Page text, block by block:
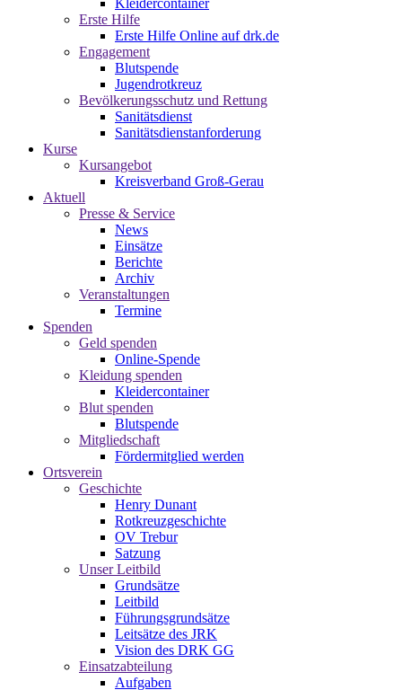
Kleidercontainer
Erste Hilfe
Erste Hilfe Online auf drk.de
Engagement
Blutspende
Jugendrotkreuz
Bevölkerungsschutz und Rettung
Sanitätsdienst
Sanitätsdienstanforderung
Kurse
Kursangebot
Kreisverband Groß-Gerau
Aktuell
Presse & Service
News
Einsätze
Berichte
Archiv
Veranstaltungen
Termine
Spenden
Geld spenden
Online-Spende
Kleidung spenden
Kleidercontainer
Blut spenden
Blutspende
Mitgliedschaft
Fördermitglied werden
Ortsverein
Geschichte
Henry Dunant
Rotkreuzgeschichte
OV Trebur
Satzung
Unser Leitbild
Grundsätze
Leitbild
Führungsgrundsätze
Leitsätze des JRK
Vision des DRK GG
Einsatzabteilung
Aufgaben